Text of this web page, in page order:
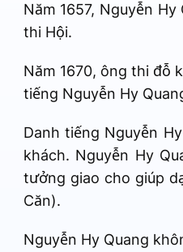
Năm 1657, Nguyễn
thi Hội.
Năm 1670, ông thi đỗ
tiếng Nguyễn Hy
Danh tiếng Nguyễn
khách. Nguyễn Hy
tưởng giao cho giúp
Căn).
Nguyễn Hy Quang